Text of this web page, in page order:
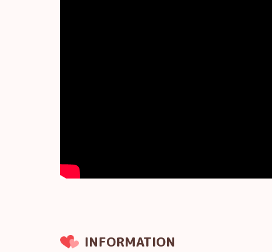
INFORMATION